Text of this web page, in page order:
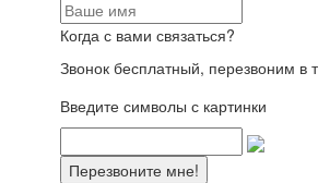
Когда с вами связаться?
Звонок бесплатный, перезвоним в
Введите символы с картинки